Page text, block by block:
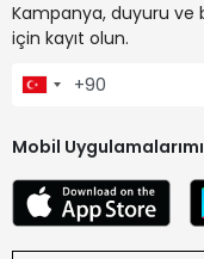
Kampanya, duyuru ve
için kayıt olun.
Mobil